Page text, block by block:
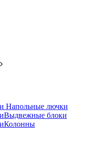
Напольные лючки
Выдвежные блоки
Колонны